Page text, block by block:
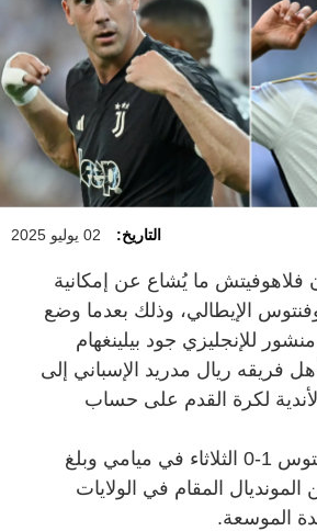
التاريخ: 02 يوليو 2025
ما يُشاع عن إمكانية
الإيطالي، وذلك بعدما وضع
للإنجليزي جود بيلينغهام
فريقه ريال مدريد الإسباني إلى
لكرة القدم على حساب
وفاز ريال على يوفنتوس 1-0 الثلاثاء في ميامي وبلغ
المونديال المقام في الولايات
الموسعة.